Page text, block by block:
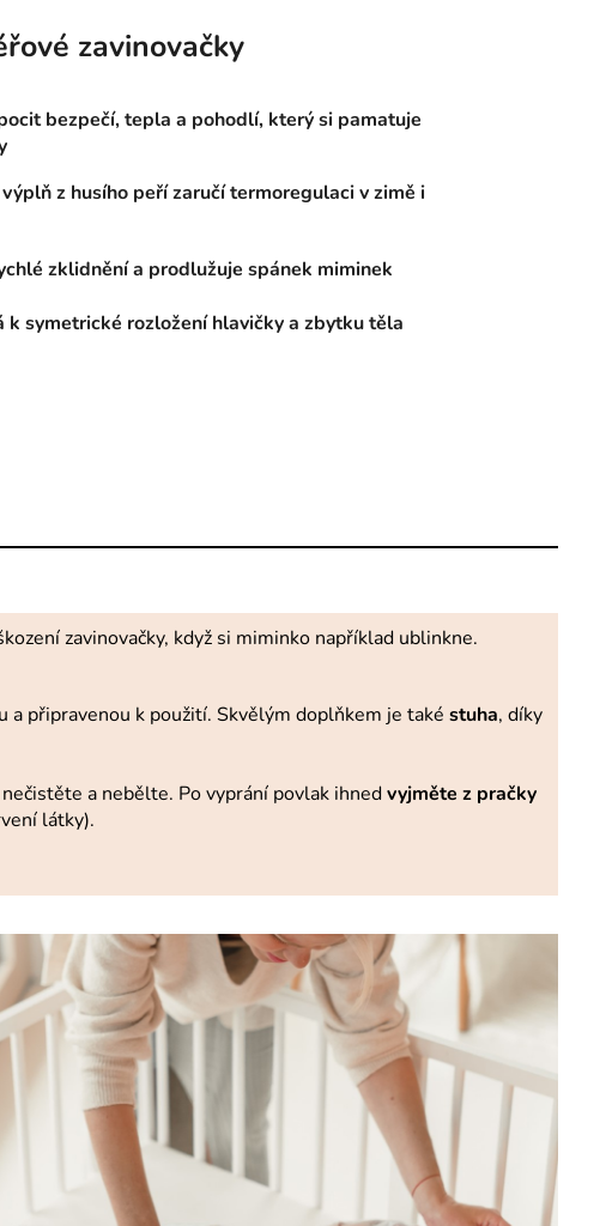
zavinovačky
bezpečí, tepla a pohodlí, který si pamatuje
z husího peří zaručí termoregulaci v zimě i
zklidnění a prodlužuje spánek miminek
k symetrické rozložení hlavičky a zbytku těla
zavinovačky, když si miminko například ublinkne.
a připravenou k použití. Skvělým doplňkem je také stuha, díky
a nebělte. Po vyprání povlak ihnedvyjměte z pračky
látky).